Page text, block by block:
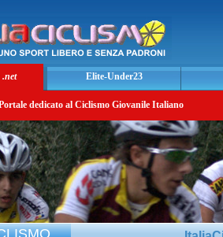
.net Elite-Under23
dedicato al Ciclismo Giovanile Italiano